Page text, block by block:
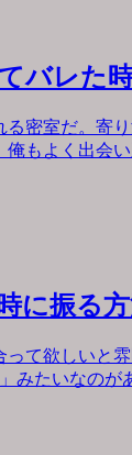
バレた
密室だ。寄
もよく出会
に振る
て欲しいと
みたいなの